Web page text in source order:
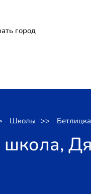
город
Школы